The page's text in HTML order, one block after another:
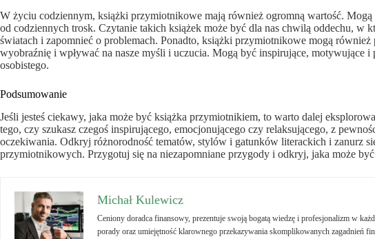
W życiu codziennym, książki przymiotnikowe mają również ogromną wartość.
od codziennych trosk. Czytanie takich książek może być dla nas chwilą oddechu, w
światach i zapomnieć o problemach. Ponadto, książki przymiotnikowe mogą również
wyobraźnię i wpływać na nasze myśli i uczucia. Mogą być inspirujące, motywujące i
osobistego.
Podsumowanie
Jeśli jesteś ciekawy, jaka może być książka przymiotnikiem, to warto dalej
tego, czy szukasz czegoś inspirującego, emocjonującego czy relaksującego, z
oczekiwania. Odkryj różnorodność tematów, stylów i gatunków literackich i zanurz
przymiotnikowych. Przygotuj się na niezapomniane przygody i odkryj, jaka może
Michał Kulewicz
Ceniony doradca finansowy, prezentuje swoją bogatą wiedzę i profesjonalizm w
porady oraz umiejętność klarownego przekazywania skomplikowanych zagadnień